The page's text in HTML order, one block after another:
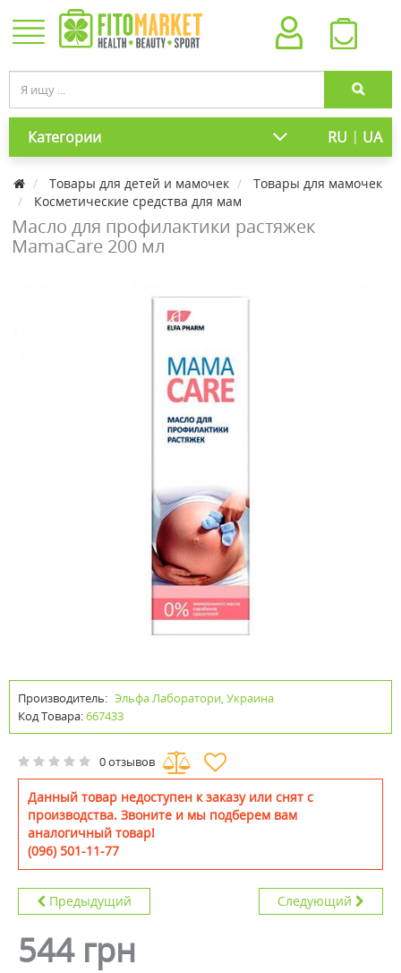
Категории RU | UA
Товары для детей и мамочек
Товары для мамочек
Косметические средства для мам
Масло для профилактики растяжек
MamaCare 200 мл
Производитель: Эльфа Лаборатори, Украина
Код Товара:667433
0 отзывов
Данный товар недоступен к заказу или снят с
производства. Звоните и мы подберем вам
аналогичный товар!
(096) 501-11-77
Предыдущий Следующий
544 грн